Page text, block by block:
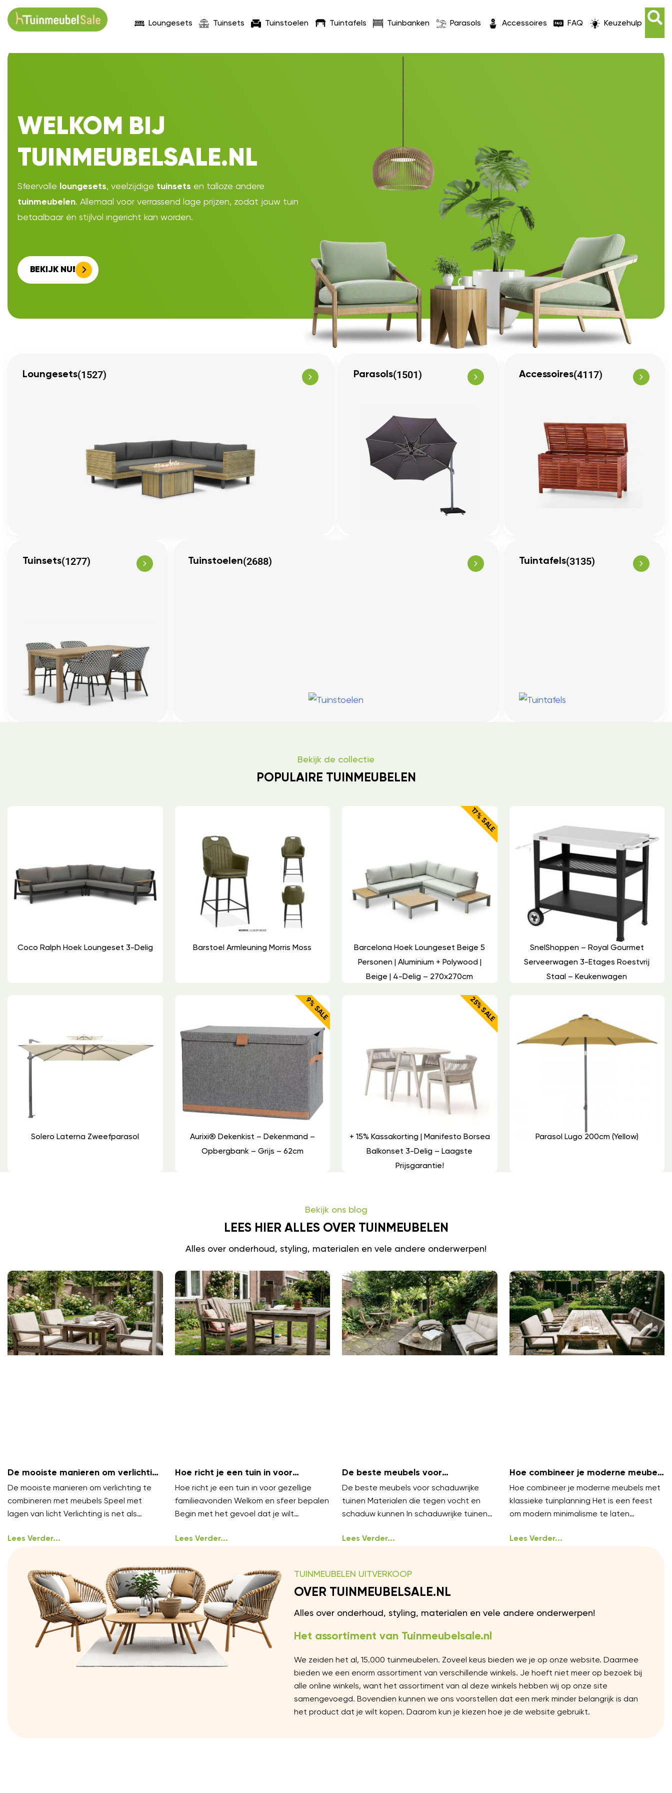
Loungesets Tuinsets Tuinstoelen Tuintafels Tuinbanken Parasols Accessoires FAQ Keuzehulp
WELKOM BIJ
TUINMEUBELSALE.NL
Sfeervolle loungesets, veelzijdige tuinsets en talloze andere
tuinmeubelen. Allemaal voor verrassend lage prijzen, zodat jouw tuin
betaalbaar én stijlvol ingericht kan worden.
BEKIJK NU!
Loungesets(1527) Parasols(1501) Accessoires(4117)
Tuinsets(1277) Tuinstoelen(2688) Tuintafels(3135)
Bekijk de collectie
POPULAIRE TUINMEUBELEN
Coco Ralph Hoek Loungeset 3-Delig Barstoel Armleuning Morris Moss
17% SALE
Barcelona Hoek Loungeset Beige 5
Personen | Aluminium + Polywood |
Beige | 4-Delig – 270x270cm
SnelShoppen – Royal Gourmet
Serveerwagen 3-Etages Roestvrij
Staal – Keukenwagen
Solero Laterna Zweefparasol
9% SALE
Aurixi® Dekenkist – Dekenmand –
Opbergbank – Grijs – 62cm
25% SALE
+ 15% Kassakorting | Manifesto Borsea
Balkonset 3-Delig – Laagste
Prijsgarantie!
Parasol Lugo 200cm (yellow)
Bekijk ons blog
LEES HIER ALLES OVER TUINMEUBELEN
Alles over onderhoud, styling, materialen en vele andere onderwerpen!
De mooiste manieren om verlichting
te combineren met meubels
De mooiste manieren om verlichting te
combineren met meubels Speel met
lagen van licht Verlichting is net als
Lees Verder...
Hoe richt je een tuin in voor
gezellige familieavonden?
Hoe richt je een tuin in voor gezellige
familieavonden Welkom en sfeer bepalen
Begin met het gevoel dat je wilt
ongedwongen
Lees Verder...
De beste meubels voor
schaduwrijke tuinen
De beste meubels voor schaduwrijke
tuinen Materialen die tegen vocht en
schaduw kunnen In schaduwrijke tuinen
uitdagingen. Kies meubels van
Lees Verder...
Hoe combineer je moderne meubels
met klassieke tuinplanning?
Hoe combineer je moderne meubels met
klassieke tuinplanning Het is een feest
om modern minimalisme te laten
tuinarchitectuur. Je hoeft niet te
Lees Verder...
TUINMEUBELEN UITVERKOOP
OVER TUINMEUBELSALE.NL
Alles over onderhoud, styling, materialen en vele andere onderwerpen!
Het assortiment van Tuinmeubelsale.nl
We zeiden het al, 15.000 tuinmeubelen. Zoveel keus bieden we je op onze website. Daarmee
bieden we een enorm assortiment van verschillende winkels. Je hoeft niet meer op bezoek bij
alle online winkels, want het assortiment van al deze winkels hebben wij op onze site
samengevoegd. Bovendien kunnen we ons voorstellen dat een merk minder belangrijk is dan
het product dat je wilt kopen. Daarom kun je kiezen hoe je de website gebruikt.